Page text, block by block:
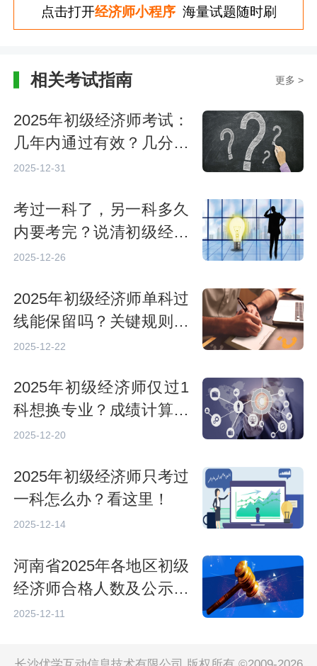
点击打开经济师小程序海量试题随时刷
相关考试指南 更多 >
2025年初级经济师考试：
几年内通过有效？几分算
及格？
2025-12-31
考过一科了，另一科多久
内要考完？说清初级经济
师成绩有效期
2025-12-26
2025年初级经济师单科过
线能保留吗？关键规则速
看！
2025-12-22
2025年初级经济师仅过1
科想换专业？成绩计算备
考策略指南
2025-12-20
2025年初级经济师只考过
一科怎么办？看这里！
2025-12-14
河南省2025年各地区初级
经济师合格人数及公示时
间汇总（12月10日更新）
2025-12-11